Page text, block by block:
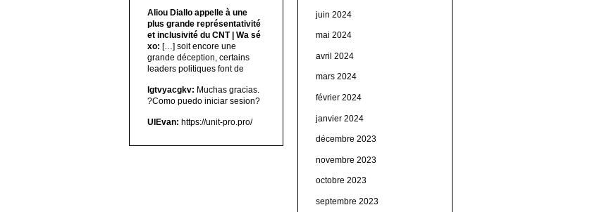
Aliou Diallo appelle à une
plus grande représentativité
et inclusivité du CNT | Wa sé
xo: […] soit encore une
grande déception, certains
leaders politiques font de
lgtvyacgkv: Muchas gracias.
?Como puedo iniciar sesion?
UIEvan: https://unit-pro.pro/
juin 2024
mai 2024
avril 2024
mars 2024
février 2024
janvier 2024
décembre 2023
novembre 2023
octobre 2023
septembre 2023